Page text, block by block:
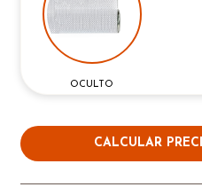
OCULTO
CALCULAR